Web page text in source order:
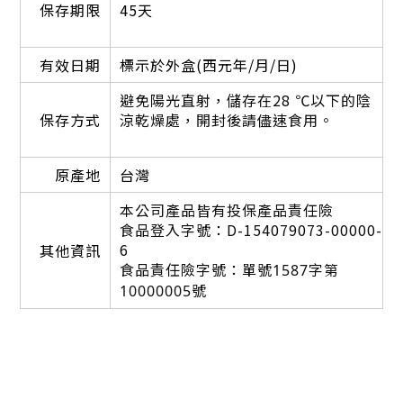
保存期限 45天
有效日期 標示於外盒(西元年/月/日)
保存方式
避免陽光直射，儲存在28 ℃以下的陰
涼乾燥處，開封後請儘速食用。
原產地 台灣
其他資訊
本公司產品皆有投保產品責任險
食品登入字號：D-154079073-00000-
6
食品責任險字號： 單號1587字第
10000005號